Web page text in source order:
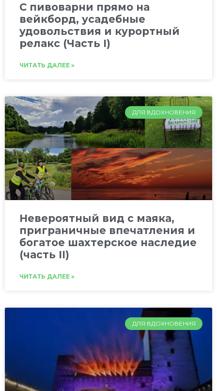
C пивоварни прямо на
вейкборд, усадебные
удовольствия и курортный
релакс (Часть I)
ЧИТАТЬ ДАЛЕЕ »
ДЛЯ ВДОХНОВЕНИЯ
Невероятный вид с маяка,
приграничные впечатления и
богатое шахтерское наследие
(часть II)
ЧИТАТЬ ДАЛЕЕ »
ДЛЯ ВДОХНОВЕНИЯ